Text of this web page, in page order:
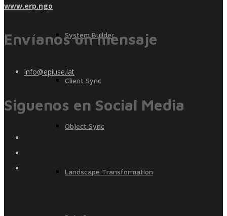
System Builder
Client Sync
Object Sync
Landscape Transformation
www.erp.ngo
Envíanos un mensaje
info@epiuse.lat
Siguenos en Social Media